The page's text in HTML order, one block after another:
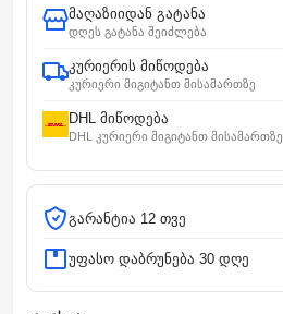
მაღაზიიდან გატანა
დღეს გატანა შეიძლება
კურიერის მიწოდება
კურიერი მიგიტანთ მისამართზე
DHL მიწოდება
DHL კურიერი მიგიტანთ მისამართზე
გარანტია 12 თვე
უფასო დაბრუნება 30 დღე